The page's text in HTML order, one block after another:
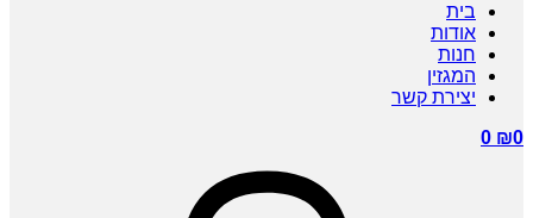
בית
אודות
חנות
המגזין
יצירת קשר
₪0
0